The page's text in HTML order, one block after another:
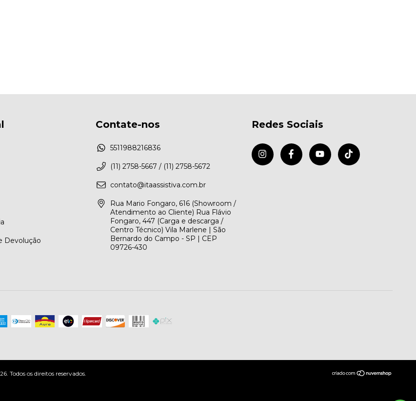
Devolução
Contate-nos
5511988216836
(11) 2758-5667 / (11) 2758-5672
contato@itaassistiva.com.br
Rua Mario Fongaro, 616 (Showroom /
Atendimento ao Cliente) Rua Flávio
Fongaro, 447 (Carga e descarga /
Centro Técnico) Vila Marlene | São
Bernardo do Campo - SP | CEP
09726-430
Redes Sociais
Todos os direitos reservados.